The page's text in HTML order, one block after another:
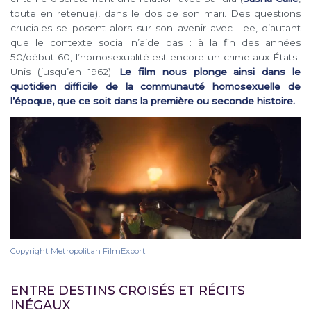
toute en retenue), dans le dos de son mari. Des questions
cruciales se posent alors sur son avenir avec Lee, d’autant
que le contexte social n’aide pas : à la fin des années
50/début 60, l’homosexualité est encore un crime aux États-
Unis (jusqu’en 1962). Le film nous plonge ainsi dans le
quotidien difficile de la communauté homosexuelle de
l’époque, que ce soit dans la première ou seconde histoire.
Copyright Metropolitan FilmExport
ENTRE DESTINS CROISÉS ET RÉCITS
INÉGAUX